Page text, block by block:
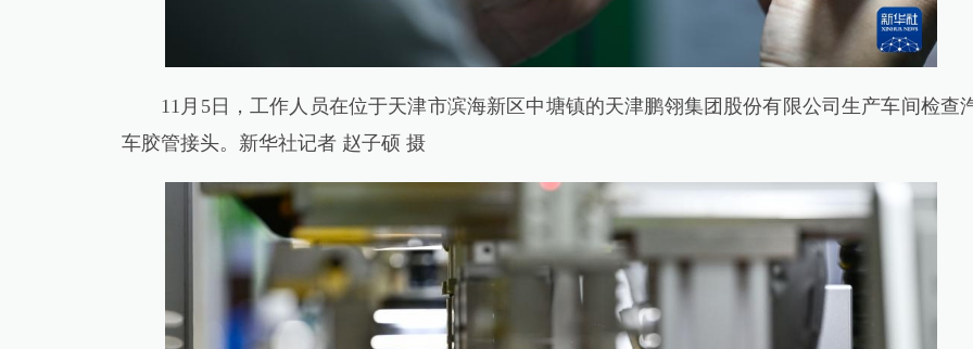
11月5日，工作人员在位于天津市滨海新区中塘镇的天津鹏翎集团股份有限公司生产车间检查
车胶管接头。新华社记者 赵子硕 摄